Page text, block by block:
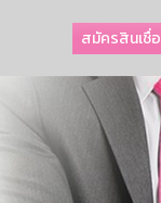
สมัครสินเชื่อ
ยย่อย